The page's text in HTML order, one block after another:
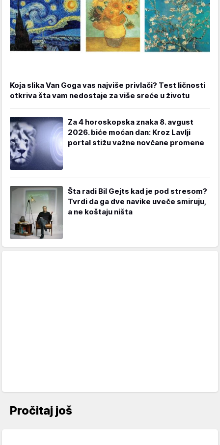
Koja slika Van Goga vas najviše privlači? Test ličnosti
otkriva šta vam nedostaje za više sreće u životu
Za 4 horoskopska znaka 8. avgust
2026. biće moćan dan: Kroz Lavlji
portal stižu važne novčane promene
Šta radi Bil Gejts kad je pod stresom?
Tvrdi da ga dve navike uveče smiruju,
a ne koštaju ništa
Pročitaj još